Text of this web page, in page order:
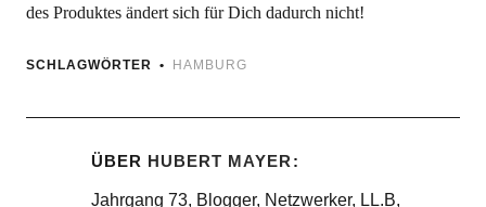
des Produktes ändert sich für Dich dadurch nicht!
SCHLAGWÖRTER HAMBURG
ÜBER HUBERT MAYER
Jahrgang 73, Blogger, Netzwerker, LL.B,